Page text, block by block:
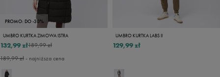
PROMO: DO -30%
UMBRO KURTKA ZIMOWA ISTRA
189,99 zł
132,99 zł
189,99 zł- najniższa cena
UMBRO KURTKA LABS II
129,99 zł